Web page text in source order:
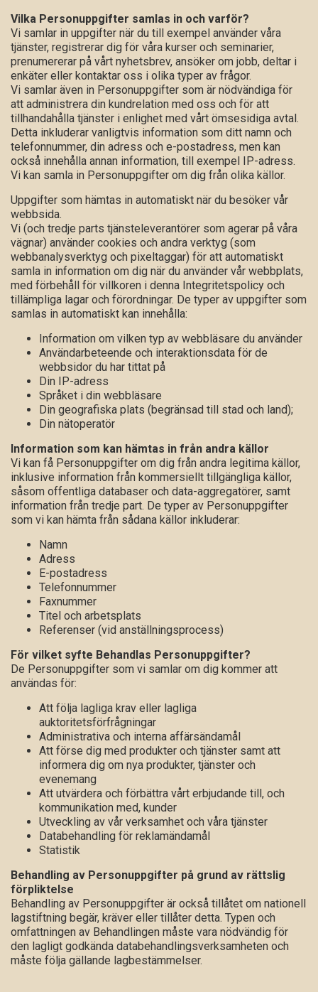
Vilka Personuppgifter samlas in och varför?
Vi samlar in uppgifter när du till exempel använder våra
tjänster, registrerar dig för våra kurser och seminarier,
prenumererar på vårt nyhetsbrev, ansöker om jobb, deltar i
enkäter eller kontaktar oss i olika typer av frågor.
Vi samlar även in Personuppgifter som är nödvändiga för
att administrera din kundrelation med oss och för att
tillhandahålla tjänster i enlighet med vårt ömsesidiga avtal.
Detta inkluderar vanligtvis information som ditt namn och
telefonnummer, din adress och e-postadress, men kan
också innehålla annan information, till exempel IP-adress.
Vi kan samla in Personuppgifter om dig från olika källor.
Uppgifter som hämtas in automatiskt när du besöker vår
webbsida.
Vi (och tredje parts tjänsteleverantörer som agerar på våra
vägnar) använder cookies och andra verktyg (som
webbanalysverktyg och pixeltaggar) för att automatiskt
samla in information om dig när du använder vår webbplats,
med förbehåll för villkoren i denna Integritetspolicy och
tillämpliga lagar och förordningar. De typer av uppgifter som
samlas in automatiskt kan innehålla:
Information om vilken typ av webbläsare du använder
Användarbeteende och interaktionsdata för de
webbsidor du har tittat på
Din IP-adress
Språket i din webbläsare
Din geografiska plats (begränsad till stad och land);
Din nätoperatör
Information som kan hämtas in från andra källor
Vi kan få Personuppgifter om dig från andra legitima källor,
inklusive information från kommersiellt tillgängliga källor,
såsom offentliga databaser och data-aggregatörer, samt
information från tredje part. De typer av Personuppgifter
som vi kan hämta från sådana källor inkluderar:
Namn
Adress
E-postadress
Telefonnummer
Faxnummer
Titel och arbetsplats
Referenser (vid anställningsprocess)
För vilket syfte Behandlas Personuppgifter?
De Personuppgifter som vi samlar om dig kommer att
användas för:
Att följa lagliga krav eller lagliga
auktoritetsförfrågningar
Administrativa och interna affärsändamål
Att förse dig med produkter och tjänster samt att
informera dig om nya produkter, tjänster och
evenemang
Att utvärdera och förbättra vårt erbjudande till, och
kommunikation med, kunder
Utveckling av vår verksamhet och våra tjänster
Databehandling för reklamändamål
Statistik
Behandling av Personuppgifter på grund av rättslig
förpliktelse
Behandling av Personuppgifter är också tillåtet om nationell
lagstiftning begär, kräver eller tillåter detta. Typen och
omfattningen av Behandlingen måste vara nödvändig för
den lagligt godkända databehandlingsverksamheten och
måste följa gällande lagbestämmelser.